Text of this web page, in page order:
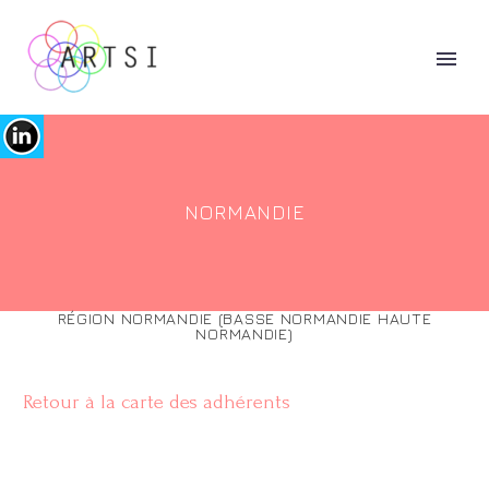
NORMANDIE
RÉGION NORMANDIE (BASSE NORMANDIE HAUTE
NORMANDIE)
Retour à la carte des adhérents